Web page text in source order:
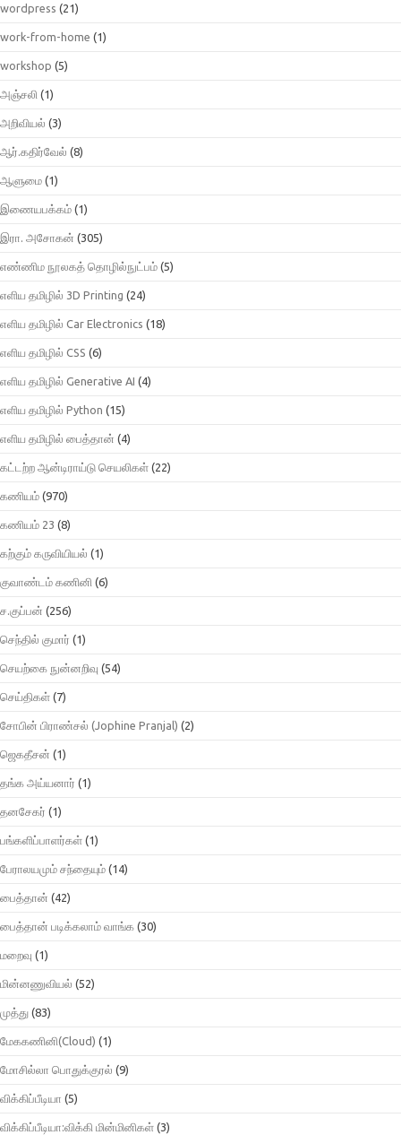
wordpress (21)
work-from-home (1)
workshop (5)
அஞ்சலி (1)
அறிவியல் (3)
ஆர்.கதிர்வேல் (8)
ஆளுமை (1)
இணையபக்கம் (1)
இரா. அசோகன் (305)
எண்ணிம நூலகத் தொழில்நுட்பம் (5)
எளிய தமிழில் 3D Printing (24)
எளிய தமிழில் Car Electronics (18)
எளிய தமிழில் CSS (6)
எளிய தமிழில் Generative AI (4)
எளிய தமிழில் Python (15)
எளிய தமிழில் பைத்தான் (4)
கட்டற்ற ஆன்டிராய்டு செயலிகள் (22)
கணியம் (970)
கணியம் 23 (8)
கற்கும் கருவியியல் (1)
குவாண்டம் கணினி (6)
ச.குப்பன் (256)
செந்தில் குமார் (1)
செயற்கை நுன்னறிவு (54)
செய்திகள் (7)
சோபின் பிராண்சல் (Jophine Pranjal) (2)
ஜெகதீசன் (1)
தங்க அய்யனார் (1)
தனசேகர் (1)
பங்களிப்பாளர்கள் (1)
பேராலயமும் சந்தையும் (14)
பைத்தான் (42)
பைத்தான் படிக்கலாம் வாங்க (30)
மறைவு (1)
மின்னணுவியல் (52)
முத்து (83)
மேககணினி(Cloud) (1)
மோசில்லா பொதுக்குரல் (9)
விக்கிப்பீடியா (5)
விக்கிப்பீடியா:விக்கி மின்மினிகள் (3)